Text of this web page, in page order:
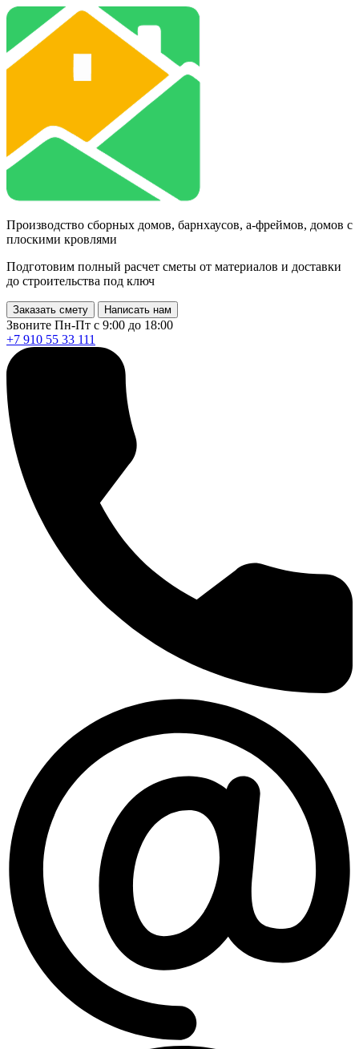
Производство сборных домов, барнхаусов, а-фреймов, домов с
плоскими кровлями
Подготовим полный расчет сметы от материалов и доставки
до строительства под ключ
Заказать смету Написать нам
Звоните Пн-Пт с 9:00 до 18:00
+7 910 55 33 111